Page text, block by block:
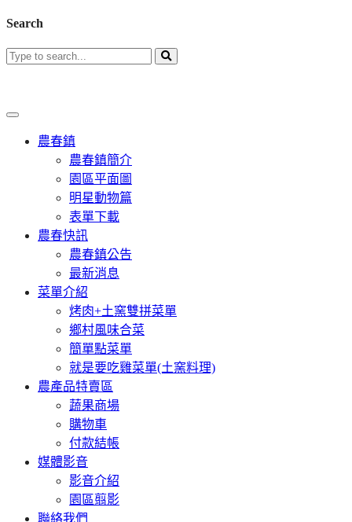
Search
農春鎮
農春鎮簡介
園區平面圖
明星動物篇
表單下載
農春快訊
農春鎮公告
最新消息
菜單介紹
烤肉+土窯雙拼菜單
鄉村風味合菜
簡單點菜單
就是要吃雞菜單(土窯料理)
農產品特賣區
蔬果商場
購物車
付款結帳
媒體影音
影音介紹
園區翦影
聯絡我們